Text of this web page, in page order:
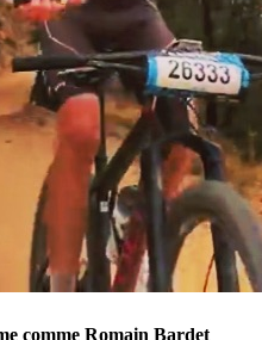
comme Romain Bardet